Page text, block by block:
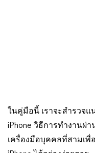
ในคู่มือนี้ เราจะสำรวจ
iPhone วิธีการทำงานผ่า
เครื่องมือบุคคลที่สามเ